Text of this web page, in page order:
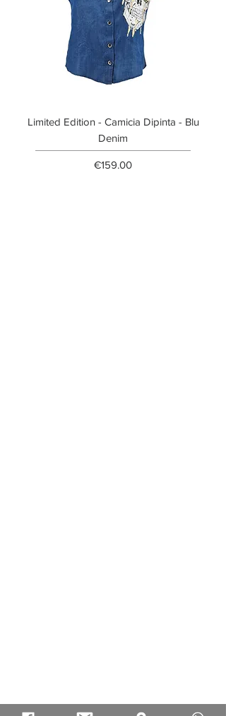
Limited Edition - Camicia Dipinta - Blu
Denim
Price
€159.00